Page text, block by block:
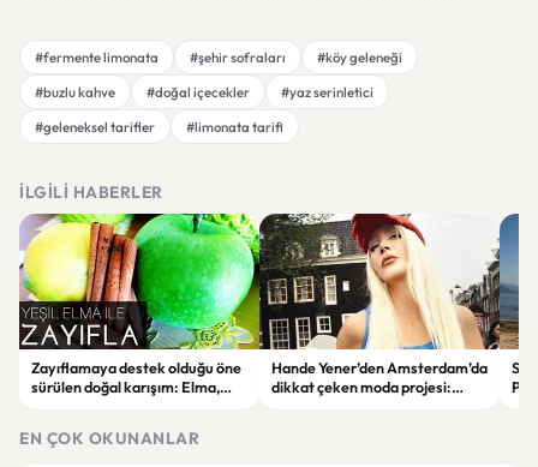
#fermente limonata #şehir sofraları
#köy geleneği
#buzlu kahve
#doğal içecekler
#yaz serinletici
#geleneksel tarifler
#limonata tarifi
İLGILI HABERLER
Zayıflamaya destek olduğu öne
sürülen doğal karışım: Elma,
Hande Yener’den Amsterdam’da
dikkat çeken moda projesi:
EN ÇOK OKUNANLAR